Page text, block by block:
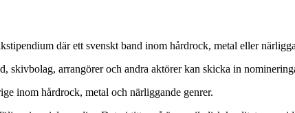
där ett svenskt band inom hårdrock, metal eller
skivbolag, arrangörer och andra aktörer kan skicka in
inom hårdrock, metal och närliggande genrer.